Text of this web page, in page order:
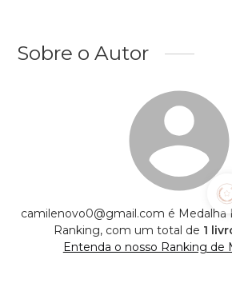
Sobre o Autor
camilenovo0@gmail.com é Medalha
Ranking, com um total de 1
Entenda o nosso Ranking de